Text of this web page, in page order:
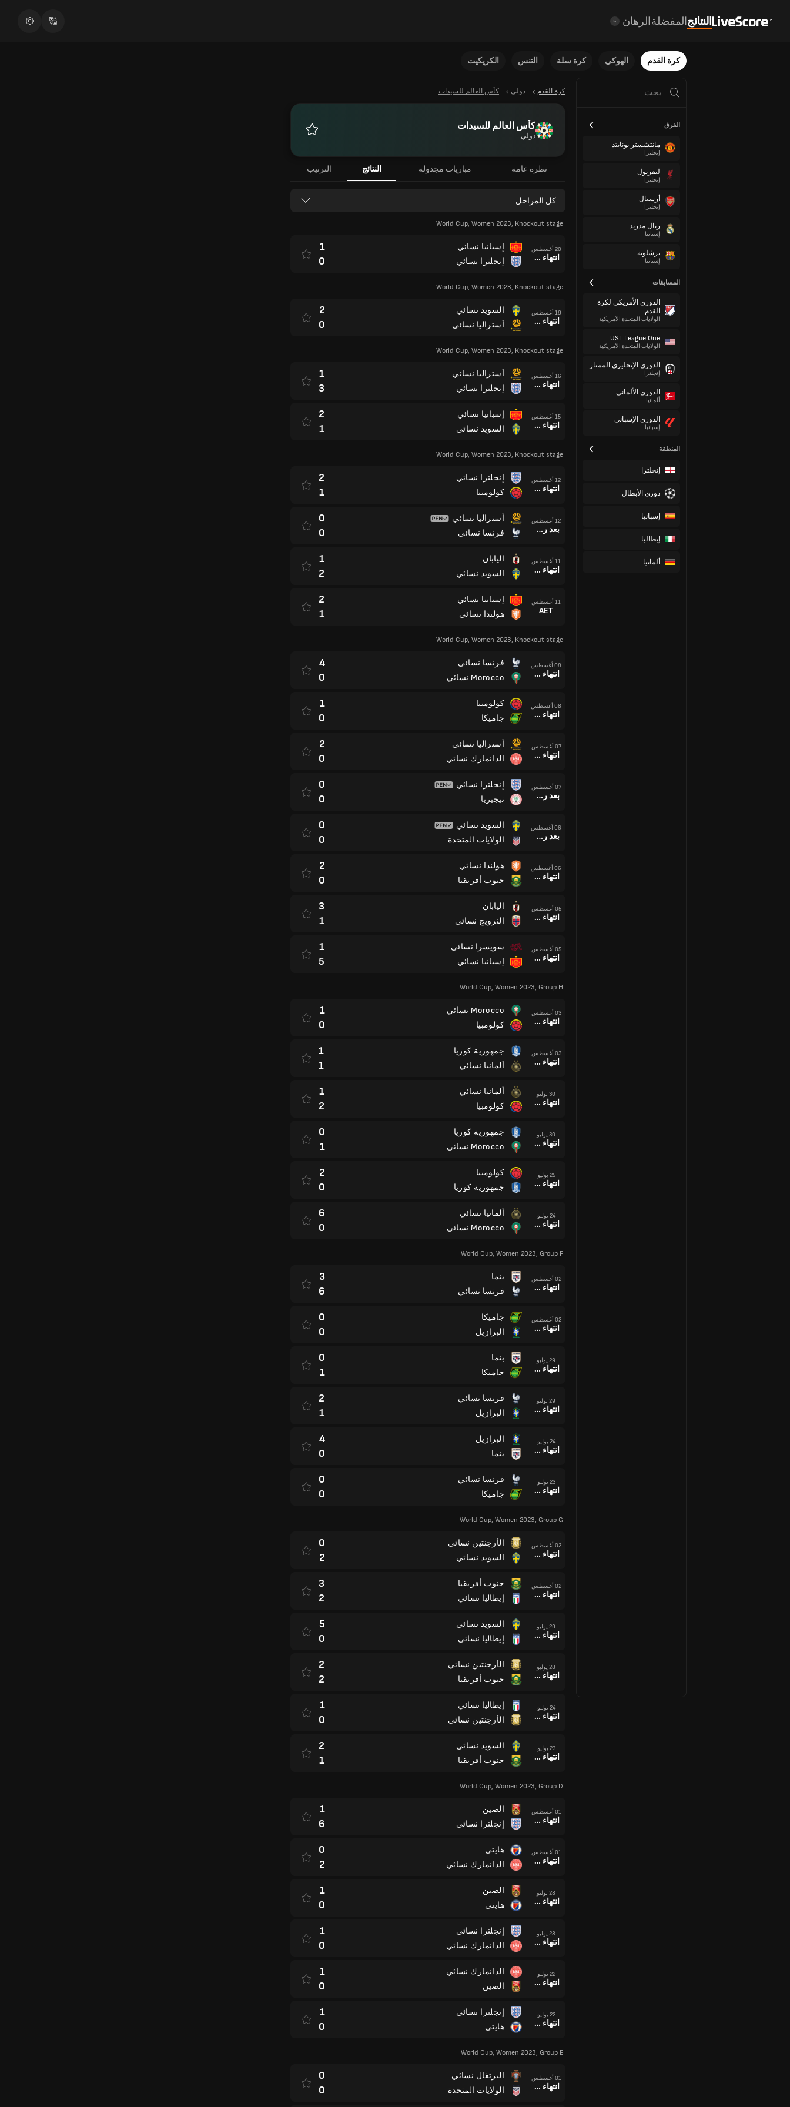
النتائجالمفضلةالرهان
كرة القدم الهوكي كرة سلة التنس الكريكيت
الفرق
مانتشستر يونايتد
إنجلترا
ليفربول
إنجلترا
أرسنال
إنجلترا
ريال مدريد
إسبانيا
برشلونة
إسبانيا
المسابقات
الدوري الأمريكي لكرة
القدم
الولايات المتحدة الأمريكية
USL League One
الولايات المتحدة الأمريكية
الدوري الإنجليزي الممتاز
إنجلترا
الدوري الألماني
ألمانيا
الدوري الإسباني
إسبانيا
المنطقة
إنجلترا
دوري الأبطال
إسبانيا
إيطاليا
ألمانيا
كرة القدم دولي كأس العالم للسيدات
كأس العالم للسيدات
دولي
نظرة عامة مباريات مجدولة النتائج الترتيب
كل المراحل
World Cup, Women 2023, Knockout stage
20 أغسطس
انتهاء وقت المباراة
إسبانيا نسائي
إنجلترا نسائي
1
0
World Cup, Women 2023, Knockout stage
19 أغسطس
انتهاء وقت المباراة
السويد نسائي
أستراليا نسائي
2
0
World Cup, Women 2023, Knockout stage
16 أغسطس
انتهاء وقت المباراة
أستراليا نسائي
إنجلترا نسائي
1
3
15 أغسطس
انتهاء وقت المباراة
إسبانيا نسائي
السويد نسائي
2
1
World Cup, Women 2023, Knockout stage
12 أغسطس
انتهاء وقت المباراة
إنجلترا نسائي
كولومبيا
2
1
12 أغسطس
بعد ركلات الترجيح
أستراليا نسائي
فرنسا نسائي
0
0
11 أغسطس
انتهاء وقت المباراة
اليابان
السويد نسائي
1
2
11 أغسطس
AET
إسبانيا نسائي
هولندا نسائي
2
1
World Cup, Women 2023, Knockout stage
08 أغسطس
انتهاء وقت المباراة
فرنسا نسائي
Morocco نسائي
4
0
08 أغسطس
انتهاء وقت المباراة
كولومبيا
جاميكا
1
0
07 أغسطس
انتهاء وقت المباراة
أستراليا نسائي
الدانمارك نسائي
2
0
07 أغسطس
بعد ركلات الترجيح
إنجلترا نسائي
نيجيريا
0
0
06 أغسطس
بعد ركلات الترجيح
السويد نسائي
الولايات المتحدة
0
0
06 أغسطس
انتهاء وقت المباراة
هولندا نسائي
جنوب أفريقيا
2
0
05 أغسطس
انتهاء وقت المباراة
اليابان
النرويج نسائي
3
1
05 أغسطس
انتهاء وقت المباراة
سويسرا نسائي
إسبانيا نسائي
1
5
World Cup, Women 2023, Group H
03 أغسطس
انتهاء وقت المباراة
Morocco نسائي
كولومبيا
1
0
03 أغسطس
انتهاء وقت المباراة
جمهورية كوريا
ألمانيا نسائي
1
1
30 يوليو
انتهاء وقت المباراة
ألمانيا نسائي
كولومبيا
1
2
30 يوليو
انتهاء وقت المباراة
جمهورية كوريا
Morocco نسائي
0
1
25 يوليو
انتهاء وقت المباراة
كولومبيا
جمهورية كوريا
2
0
24 يوليو
انتهاء وقت المباراة
ألمانيا نسائي
Morocco نسائي
6
0
World Cup, Women 2023, Group F
02 أغسطس
انتهاء وقت المباراة
بنما
فرنسا نسائي
3
6
02 أغسطس
انتهاء وقت المباراة
جاميكا
البرازيل
0
0
29 يوليو
انتهاء وقت المباراة
بنما
جاميكا
0
1
29 يوليو
انتهاء وقت المباراة
فرنسا نسائي
البرازيل
2
1
24 يوليو
انتهاء وقت المباراة
البرازيل
بنما
4
0
23 يوليو
انتهاء وقت المباراة
فرنسا نسائي
جاميكا
0
0
World Cup, Women 2023, Group G
02 أغسطس
انتهاء وقت المباراة
الأرجنتين نسائي
السويد نسائي
0
2
02 أغسطس
انتهاء وقت المباراة
جنوب أفريقيا
إيطاليا نسائي
3
2
29 يوليو
انتهاء وقت المباراة
السويد نسائي
إيطاليا نسائي
5
0
28 يوليو
انتهاء وقت المباراة
الأرجنتين نسائي
جنوب أفريقيا
2
2
24 يوليو
انتهاء وقت المباراة
إيطاليا نسائي
الأرجنتين نسائي
1
0
23 يوليو
انتهاء وقت المباراة
السويد نسائي
جنوب أفريقيا
2
1
World Cup, Women 2023, Group D
01 أغسطس
انتهاء وقت المباراة
الصين
إنجلترا نسائي
1
6
01 أغسطس
انتهاء وقت المباراة
هايتي
الدانمارك نسائي
0
2
28 يوليو
انتهاء وقت المباراة
الصين
هايتي
1
0
28 يوليو
انتهاء وقت المباراة
إنجلترا نسائي
الدانمارك نسائي
1
0
22 يوليو
انتهاء وقت المباراة
الدانمارك نسائي
الصين
1
0
22 يوليو
انتهاء وقت المباراة
إنجلترا نسائي
هايتي
1
0
World Cup, Women 2023, Group E
01 أغسطس
انتهاء وقت المباراة
البرتغال نسائي
الولايات المتحدة
0
0